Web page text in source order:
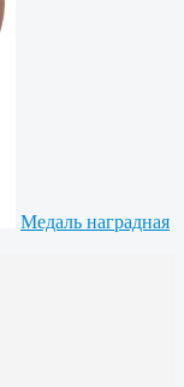
Медаль наградная